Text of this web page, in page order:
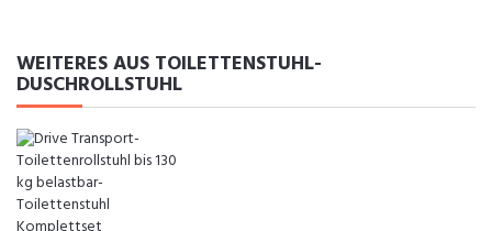
WEITERES AUS TOILETTENSTUHL-
DUSCHROLLSTUHL